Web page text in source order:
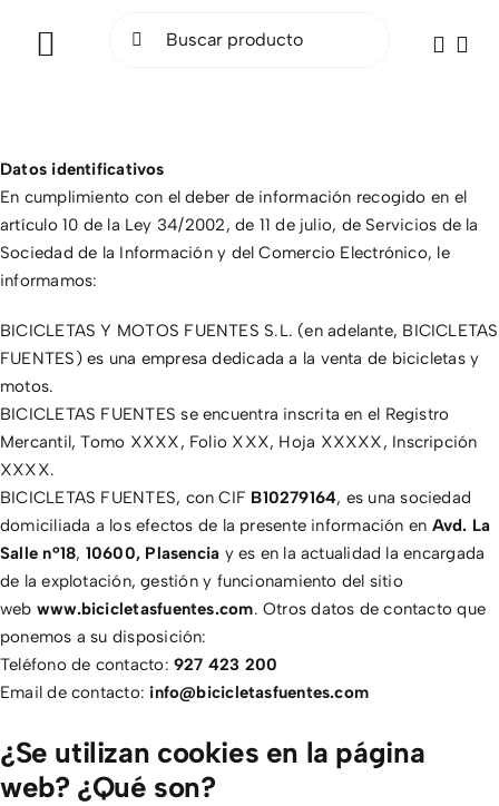
Toggle
BICICLETAS
ELÉCTRICAS
OCASIÓN
SOCIAL RIDE
TALLER
CONTACTO
Datos identificativos
En cumplimiento con el deber de información recogido en el
artículo 10 de la Ley 34/2002, de 11 de julio, de Servicios de la
Sociedad de la Información y del Comercio Electrónico, le
informamos:
BICICLETAS Y MOTOS FUENTES S.L. (en adelante, BICICLETAS
FUENTES) es una empresa dedicada a la venta de bicicletas y
motos.
BICICLETAS FUENTES se encuentra inscrita en el Registro
Mercantil, Tomo XXXX, Folio XXX, Hoja XXXXX, Inscripción
XXXX.
BICICLETAS FUENTES, con CIF B10279164, es una sociedad
domiciliada a los efectos de la presente información en Avd. La
Salle nº18, 10600, Plasencia y es en la actualidad la encargada
de la explotación, gestión y funcionamiento del sitio
web www.bicicletasfuentes.com. Otros datos de contacto que
ponemos a su disposición:
Teléfono de contacto: 927 423 200
Email de contacto: info@bicicletasfuentes.com
¿Se utilizan cookies en la página
web? ¿Qué son?